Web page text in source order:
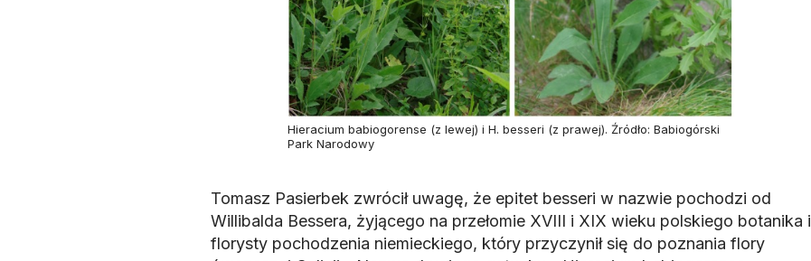
Hieracium babiogorense (z lewej) i H. besseri (z prawej). Źródło: Babiogórski
Park Narodowy
Tomasz Pasierbek zwrócił uwagę, że epitet besseri w nazwie pochodzi od
Willibalda Bessera, żyjącego na przełomie XVIII i XIX wieku polskiego botanika i
florysty pochodzenia niemieckiego, który przyczynił się do poznania flory